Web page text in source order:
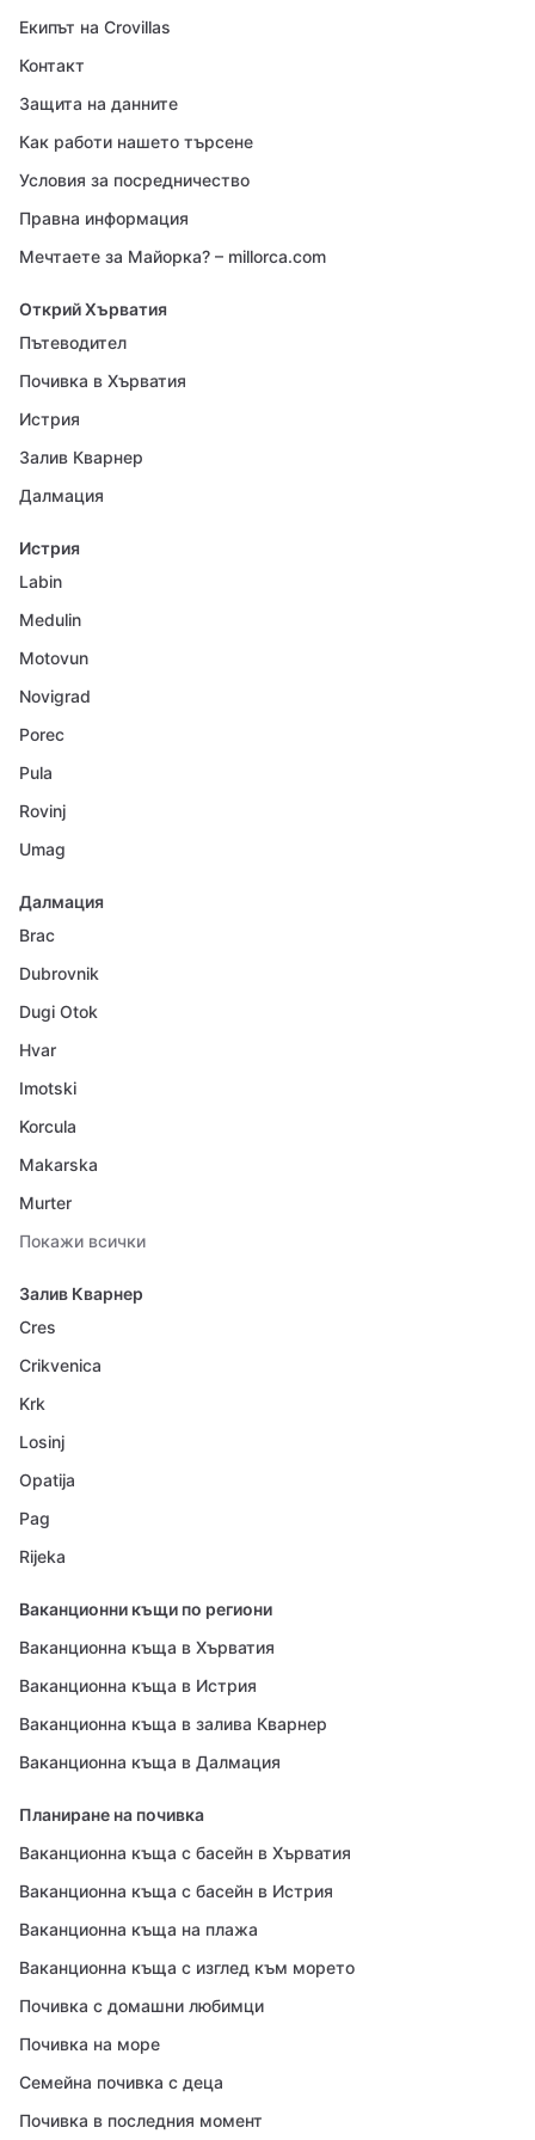
Екипът на Crovillas
Контакт
Защита на данните
Как работи нашето търсене
Условия за посредничество
Правна информация
Мечтаете за Майорка? – millorca.com
Открий Хърватия
Пътеводител
Почивка в Хърватия
Истрия
Залив Кварнер
Далмация
Истрия
Labin
Medulin
Motovun
Novigrad
Porec
Pula
Rovinj
Umag
Далмация
Brac
Dubrovnik
Dugi Otok
Hvar
Imotski
Korcula
Makarska
Murter
Покажи всички
Залив Кварнер
Cres
Crikvenica
Krk
Losinj
Opatija
Pag
Rijeka
Ваканционни къщи по региони
Ваканционна къща в Хърватия
Ваканционна къща в Истрия
Ваканционна къща в залива Кварнер
Ваканционна къща в Далмация
Планиране на почивка
Ваканционна къща с басейн в Хърватия
Ваканционна къща с басейн в Истрия
Ваканционна къща на плажа
Ваканционна къща с изглед към морето
Почивка с домашни любимци
Почивка на море
Семейна почивка с деца
Почивка в последния момент